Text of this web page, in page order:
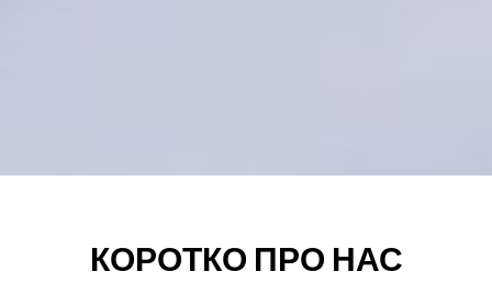
КОРОТКО ПРО НАС